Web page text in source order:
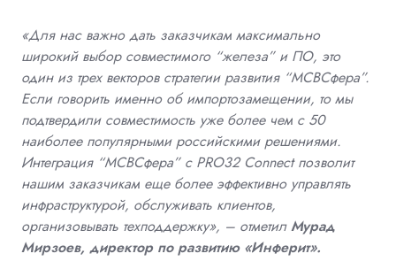
«Для нас важно дать заказчикам максимально
широкий выбор совместимого “железа” и ПО, это
один из трех векторов стратегии развития “МСВСфера”.
Если говорить именно об импортозамещении, то мы
подтвердили совместимость уже более чем с 50
наиболее популярными российскими решениями.
Интеграция “МСВСфера” с PRO32 Connect позволит
нашим заказчикам еще более эффективно управлять
инфраструктурой, обслуживать клиентов,
организовывать техподдержку», – отметилМурад
Мирзоев, директор по развитию «Инферит».